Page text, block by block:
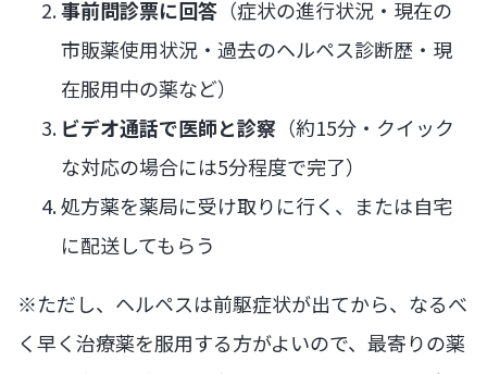
事前問診票に回答 （症状の進行状況・現在の
市販薬使用状況・過去のヘルペス診断歴・現
在服用中の薬など）
ビデオ通話で医師と診察 （約15分・クイック
な対応の場合には5分程度で完了）
処方薬を薬局に受け取りに行く、または自宅
に配送してもらう
※ただし、ヘルペスは前駆症状が出てから、なるべ
く早く治療薬を服用する方がよいので、最寄りの薬